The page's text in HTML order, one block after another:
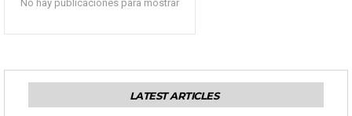
No hay publicaciones para mostrar
LATEST ARTICLES